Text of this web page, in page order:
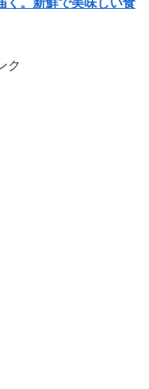
く。新鮮で美味しい食
ク